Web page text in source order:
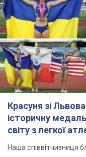
Красуня зі
історичну
світу з легкої
Наша співвітчизниця